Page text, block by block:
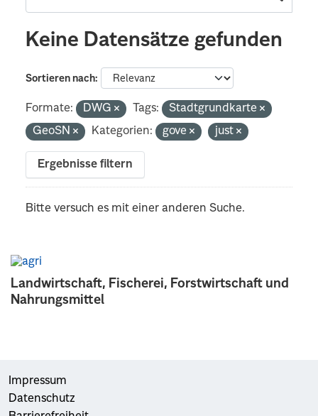
Landwirtschaft, Fischerei, Forstwirtschaft und
Nahrungsmittel
Keine Datensätze gefunden
Sortieren nach
Formate: DWG Tags:
Stadtgrundkarte
GeoSN
Kategorien: gove just
Ergebnisse filtern
Bitte versuch es mit einer anderen Suche.
Impressum
Datenschutz